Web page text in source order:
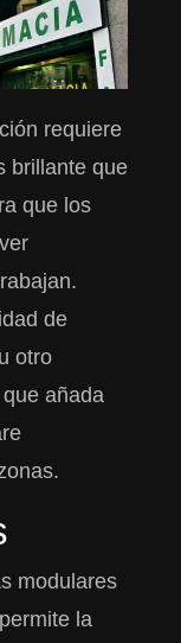
requiere
brillante que
que los
de
otro
añada
modulares
la